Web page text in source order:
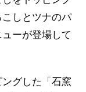
しとツナのパ
ーが登場して
グした「石窯